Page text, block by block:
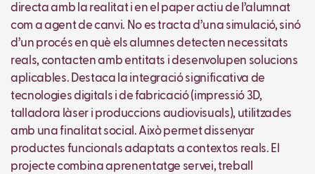
directa amb la realitat i en el paper actiu de l’alumnat
com a agent de canvi. No es tracta d’una simulació, sinó
d’un procés en què els alumnes detecten necessitats
reals, contacten amb entitats i desenvolupen solucions
aplicables. Destaca la integració significativa de
tecnologies digitals i de fabricació (impressió 3D,
talladora làser i produccions audiovisuals), utilitzades
amb una finalitat social. Això permet dissenyar
productes funcionals adaptats a contextos reals. El
projecte combina aprenentatge servei, treball